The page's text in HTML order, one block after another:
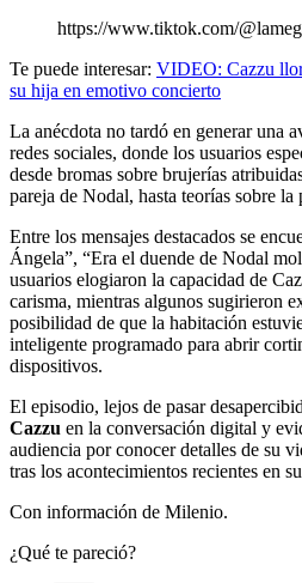
https://www.tiktok.com/
Te puede interesar: VIDEO: Cazzu
su hija en emotivo concierto
La anécdota no tardó en generar una
redes sociales, donde los usuarios
desde bromas sobre brujerías
pareja de Nodal, hasta teorías sobre la
Entre los mensajes destacados se
Ángela”, “Era el duende de Nodal
usuarios elogiaron la capacidad de
carisma, mientras algunos sugirieron
posibilidad de que la habitación
inteligente programado para abrir
dispositivos.
El episodio, lejos de pasar
Cazzu en la conversación digital y
audiencia por conocer detalles de su
tras los acontecimientos recientes en
Con información de Milenio.
¿Qué te pareció?